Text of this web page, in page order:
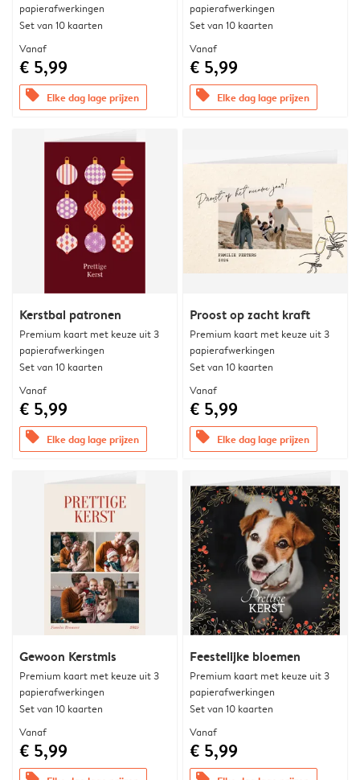
papierafwerkingen
Set van 10 kaarten
Vanaf
€ 5,99
offers Elke dag lage prijzen
papierafwerkingen
Set van 10 kaarten
Vanaf
€ 5,99
offers Elke dag lage prijzen
Kerstbal patronen
Premium kaart met keuze uit 3
papierafwerkingen
Set van 10 kaarten
Vanaf
€ 5,99
offers Elke dag lage prijzen
Proost op zacht kraft
Premium kaart met keuze uit 3
papierafwerkingen
Set van 10 kaarten
Vanaf
€ 5,99
offers Elke dag lage prijzen
Gewoon Kerstmis
Premium kaart met keuze uit 3
papierafwerkingen
Set van 10 kaarten
Vanaf
€ 5,99
Feestelijke bloemen
Premium kaart met keuze uit 3
papierafwerkingen
Set van 10 kaarten
Vanaf
€ 5,99